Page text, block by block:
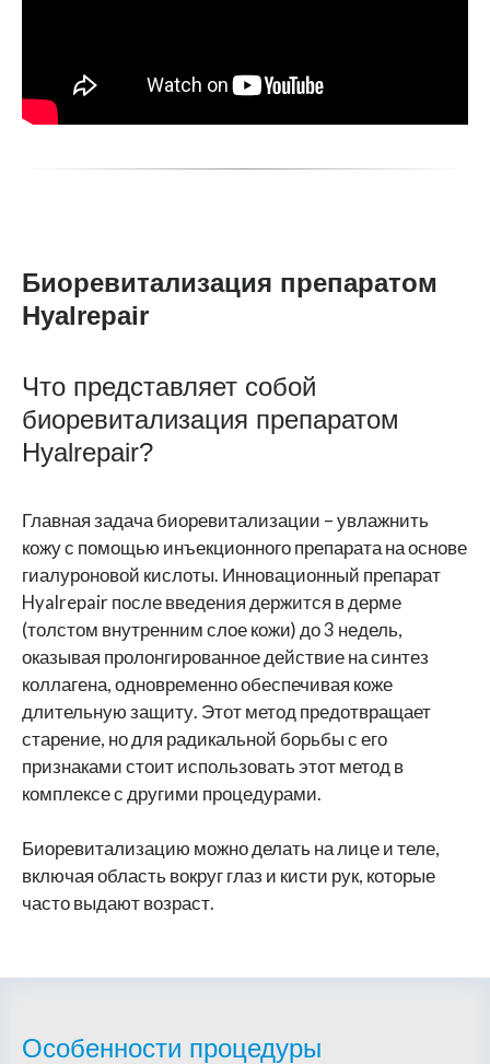
Биоревитализация препаратом
Hyalrepair
Что представляет собой
биоревитализация препаратом
Hyalrepair?
Главная задача биоревитализации – увлажнить
кожу с помощью инъекционного препарата на основе
гиалуроновой кислоты. Инновационный препарат
Hyalrepair после введения держится в дерме
(толстом внутренним слое кожи) до 3 недель,
оказывая пролонгированное действие на синтез
коллагена, одновременно обеспечивая коже
длительную защиту. Этот метод предотвращает
старение, но для радикальной борьбы с его
признаками стоит использовать этот метод в
комплексе с другими процедурами.
Биоревитализацию можно делать на лице и теле,
включая область вокруг глаз и кисти рук, которые
часто выдают возраст.
Особенности процедуры